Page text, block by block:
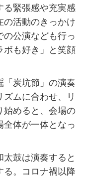
る緊張感や充実感
の活動のきっかけ
の公演なども行っ
ボも好き」と笑顔
炭坑節」の演奏
ムに合わせ、リ
始めると、会場の
全体が一体となっ
鼓は演奏すると
る。コロナ禍以降